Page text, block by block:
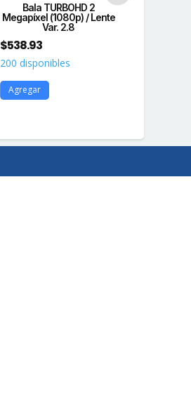
Bala TURBOHD 2
Megapíxel (1080p) / Lente
Var. 2.8
$538.93
200 disponibles
Agregar